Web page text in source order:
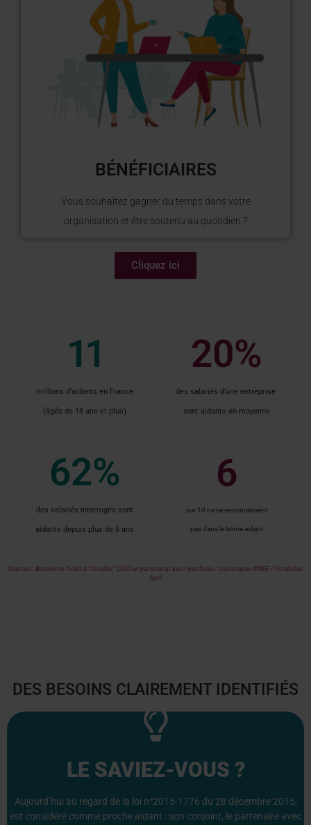
BÉNÉFICIAIRES
Vous souhaitez gagner du temps dans votre
organisation et être soutenu au quotidien ?
Cliquez ici
11
millions d’aidants en France
(âgés de 18 ans et plus)
20%
des salariés d’une entreprise
sont aidants en moyenne
62%
des salariés interrogés sont
aidants depuis plus de 6 ans
6
sur 10 ne se reconnaissent
pas dans le terme aidant
Sources : Baromètre “Aider & Travailler“ 2020 en partenariat avec Interfacia / statistiques INSEE / Fondation
April
DES BESOINS CLAIREMENT IDENTIFIÉS
LE SAVIEZ-VOUS ?
Aujourd’hui au regard de la loi n°2015-1776 du 28 décembre 2015,
est considéré comme proche aidant : son conjoint, le partenaire avec
Vous réalisez pour un proche une ou plusieurs de ces
tâches : apporter un soutien affectif et moral par votre
et assumer ses tâches ménagères, gérer son budget et
ses démarches administratives, réaliser des actes
accompagner dans ses déplacements quotidiens et à ses
rendez-vous... TOUT CELA C'EST DÉJÀ ÊTRE AIDANT !